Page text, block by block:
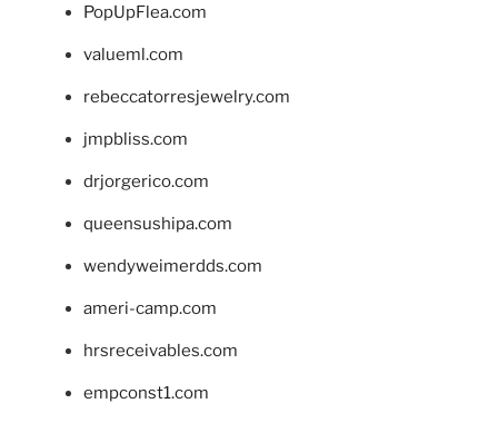
PopUpFlea.com
valueml.com
rebeccatorresjewelry.com
jmpbliss.com
drjorgerico.com
queensushipa.com
wendyweimerdds.com
ameri-camp.com
hrsreceivables.com
empconst1.com